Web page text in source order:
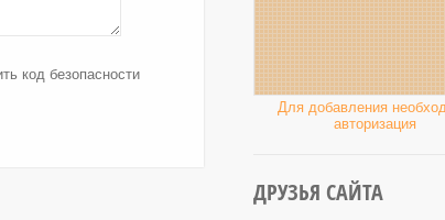
Для добавления
авторизация
ДРУЗЬЯ САЙТА